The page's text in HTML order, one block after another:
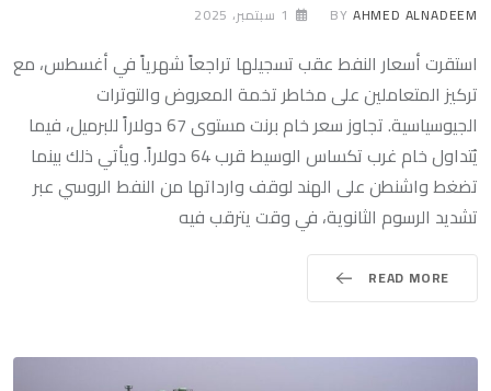
BY AHMED ALNADEEM 1 سبتمبر، 2025
استقرت أسعار النفط عقب تسجيلها تراجعاً شهرياً في أغسطس، مع
تركيز المتعاملين على مخاطر تخمة المعروض والتوترات
الجيوسياسية. تجاوز سعر خام برنت مستوى 67 دولاراً للبرميل، فيما
يُتداول خام غرب تكساس الوسيط قرب 64 دولاراً. ويأتي ذلك بينما
تضغط واشنطن على الهند لوقف وارداتها من النفط الروسي عبر
تشديد الرسوم الثانوية، في وقت يترقب فيه
READ MORE